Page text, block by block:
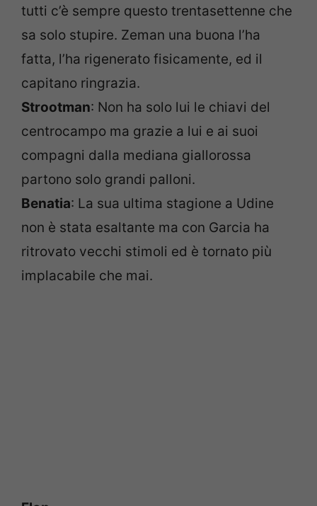
tutti c’è sempre questo trentasettenne che
sa solo stupire. Zeman una buona l’ha
fatta, l’ha rigenerato fisicamente, ed il
capitano ringrazia.
Strootman: Non ha solo lui le chiavi del
centrocampo ma grazie a lui e ai suoi
compagni dalla mediana giallorossa
partono solo grandi palloni.
Benatia: La sua ultima stagione a Udine
non è stata esaltante ma con Garcia ha
ritrovato vecchi stimoli ed è tornato più
implacabile che mai.